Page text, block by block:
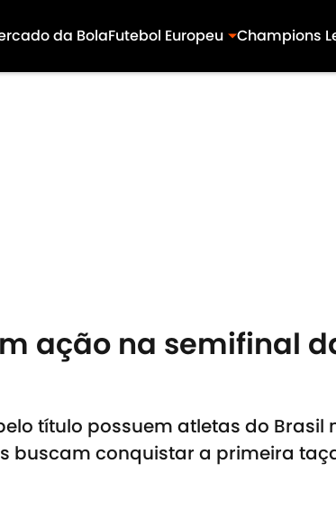
da BolaFutebol Europeu Champions
ação na semifinal
título possuem atletas do Brasil
buscam conquistar a primeira